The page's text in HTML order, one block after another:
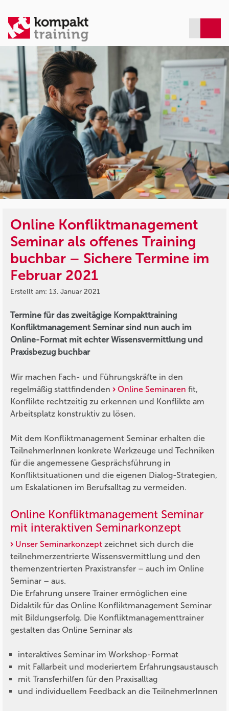
Online Konfliktmanagement
Seminar als offenes Training
buchbar – Sichere Termine im
Februar 2021
Erstellt am: 13. Januar 2021
Termine für das zweitägige Kompakttraining
Konfliktmanagement Seminar sind nun auch im
Online-Format mit echter Wissensvermittlung und
Praxisbezug buchbar
Wir machen Fach- und Führungskräfte in den
regelmäßig stattfindenden
Online Seminaren fit,
Konflikte rechtzeitig zu erkennen und Konflikte am
Arbeitsplatz konstruktiv zu lösen.
Mit dem Konfliktmanagement Seminar erhalten die
TeilnehmerInnen konkrete Werkzeuge und Techniken
für die angemessene Gesprächsführung in
Konfliktsituationen und die eigenen Dialog-Strategien,
um Eskalationen im Berufsalltag zu vermeiden.
Online Konfliktmanagement Seminar
mit interaktiven Seminarkonzept
Unser Seminarkonzept zeichnet sich durch die
teilnehmerzentrierte Wissensvermittlung und den
themenzentrierten Praxistransfer – auch im Online
Seminar – aus.
Die Erfahrung unsere Trainer ermöglichen eine
Didaktik für das Online Konfliktmanagement Seminar
mit Bildungserfolg. Die Konfliktmanagementtrainer
gestalten das Online Seminar als
interaktives Seminar im Workshop-Format
mit Fallarbeit und moderiertem Erfahrungsaustausch
mit Transferhilfen für den Praxisalltag
und individuellem Feedback an die TeilnehmerInnen